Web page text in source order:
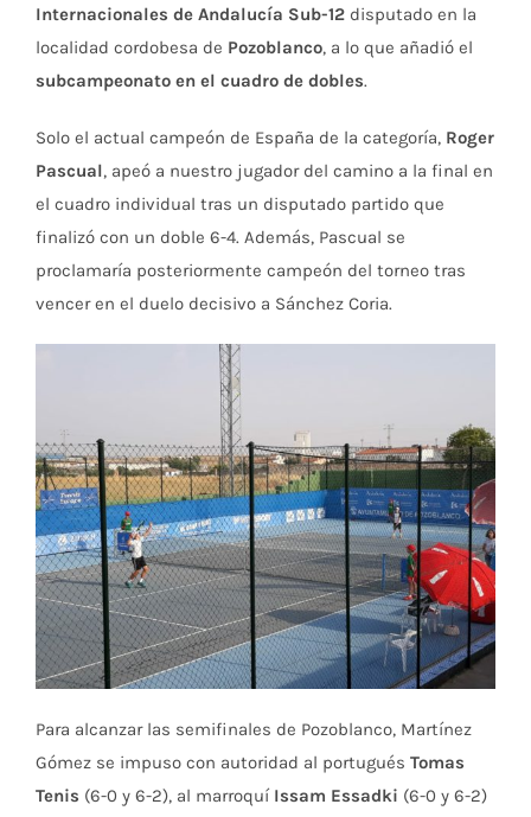
Internacionales de Andalucía Sub-12 disputado en la
localidad cordobesa de Pozoblanco, a lo que añadió el
subcampeonato en el cuadro de dobles.
Solo el actual campeón de España de la categoría, Roger
Pascual, apeó a nuestro jugador del camino a la final en
el cuadro individual tras un disputado partido que
finalizó con un doble 6-4. Además, Pascual se
proclamaría posteriormente campeón del torneo tras
vencer en el duelo decisivo a Sánchez Coria.
Para alcanzar las semifinales de Pozoblanco, Martínez
Gómez se impuso con autoridad al portugués Tomas
Tenis (6-0 y 6-2), al marroquí Issam Essadki (6-0 y 6-2)